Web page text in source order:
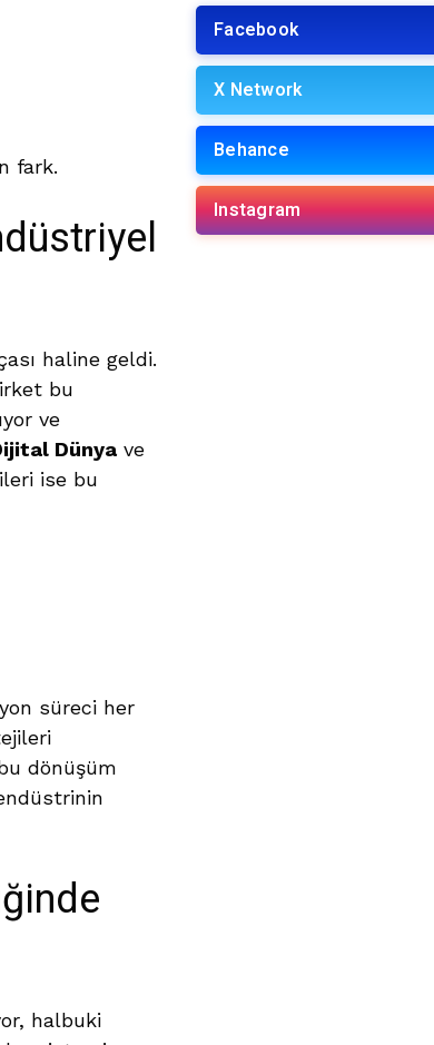
fark.
haline geldi.
bu
ve
Dünya ve
ise bu
süreci her
dönüşüm
halbuki
Facebook
X Network
Behance
Instagram